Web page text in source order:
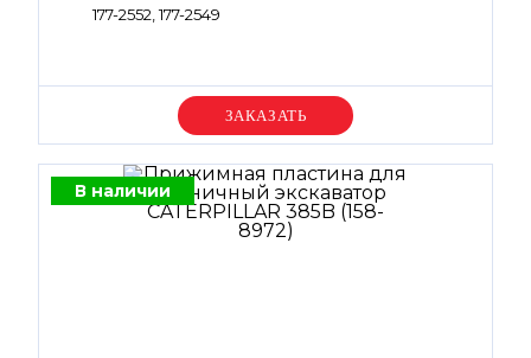
177-2552, 177-2549
Уточняйте цену
В наличии